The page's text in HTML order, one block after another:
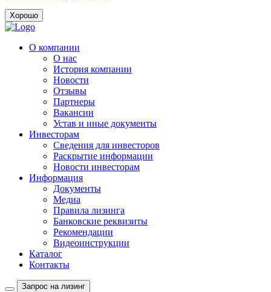
Хорошо
О компании
О нас
История компании
Новости
Отзывы
Партнеры
Вакансии
Устав и иные документы
Инвесторам
Сведения для инвесторов
Раскрытие информации
Новости инвесторам
Информация
Документы
Медиа
Правила лизинга
Банковские реквизиты
Рекомендации
Видеоинструкции
Каталог
Контакты
Запрос на лизинг